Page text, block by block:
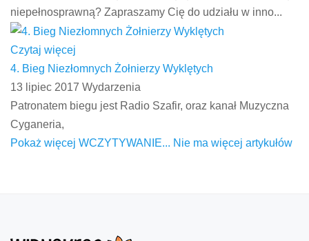
niepełnosprawną? Zapraszamy Cię do udziału w inno...
Czytaj więcej
4. Bieg Niezłomnych Żołnierzy Wyklętych
13 lipiec 2017 Wydarzenia
Patronatem biegu jest Radio Szafir, oraz kanał Muzyczna
Cyganeria,
Pokaż więcej WCZYTYWANIE... Nie ma więcej artykułów